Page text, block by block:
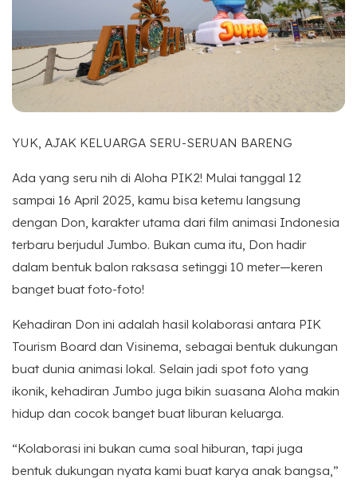
YUK, AJAK KELUARGA SERU-SERUAN BARENG
Ada yang seru nih di Aloha PIK2! Mulai tanggal 12
sampai 16 April 2025, kamu bisa ketemu langsung
dengan Don, karakter utama dari film animasi Indonesia
terbaru berjudul Jumbo. Bukan cuma itu, Don hadir
dalam bentuk balon raksasa setinggi 10 meter—keren
banget buat foto-foto!
Kehadiran Don ini adalah hasil kolaborasi antara PIK
Tourism Board dan Visinema, sebagai bentuk dukungan
buat dunia animasi lokal. Selain jadi spot foto yang
ikonik, kehadiran Jumbo juga bikin suasana Aloha makin
hidup dan cocok banget buat liburan keluarga.
“Kolaborasi ini bukan cuma soal hiburan, tapi juga
bentuk dukungan nyata kami buat karya anak bangsa,”